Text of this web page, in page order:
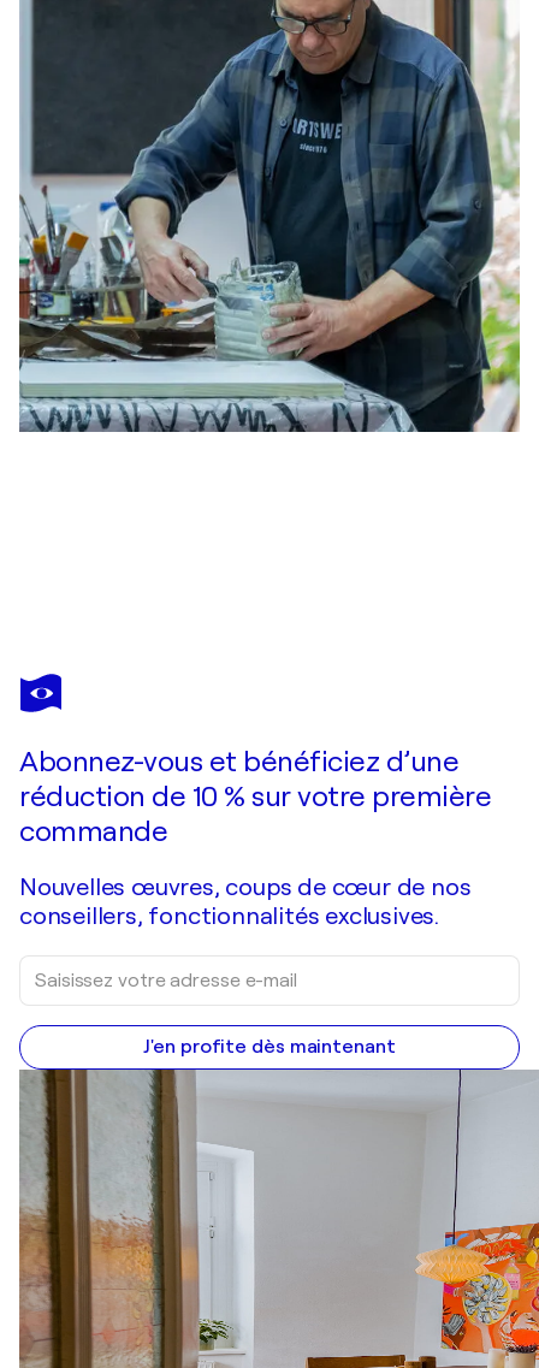
DIEGO ARRIBAS
Sunshine 0909
Abonnez-vous et bénéficiez d’une
réduction de 10 % sur votre première
commande
Nouvelles œuvres, coups de cœur de nos
conseillers, fonctionnalités exclusives.
J'en profite dès maintenant